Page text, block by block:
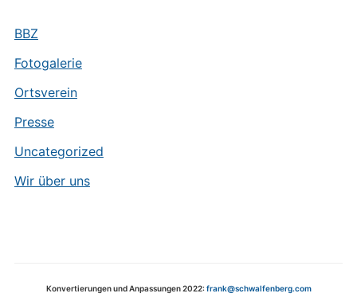
BBZ
Fotogalerie
Ortsverein
Presse
Uncategorized
Wir über uns
Konvertierungen und Anpassungen 2022:frank@schwalfenberg.com